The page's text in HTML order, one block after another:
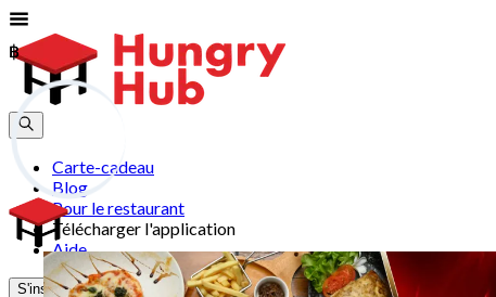
Carte-cadeau
Blog
Pour le restaurant
Télécharger l'application
Aide
S'inscrire
฿
฿